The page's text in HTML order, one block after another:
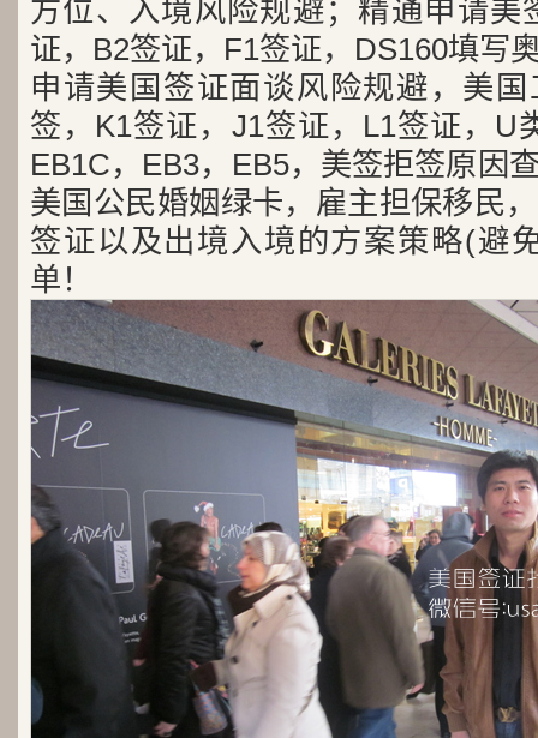
方位、入境风险规避；精通申请美
证，B2签证，F1签证，DS160填写
申请美国签证面谈风险规避，美
签，K1签证，J1签证，L1签证，U
EB1C，EB3，EB5，美签拒签原因
美国公民婚姻绿卡，雇主担保移民
签证以及出境入境的方案策略(避
单！